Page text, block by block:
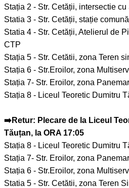
Stația 2 - Str. Cetății, intersectie cu
Statia 3 - Str. Cetății, stație
Statia 4 - Str. Cetății, Atelierul de
CTP
Stația 5 - Str. Cetătii, zona Teren
Stația 6 - Str.Eroilor, zona
Stația 7- Str. Eroilor, zona
Stația 8 - Liceul Teoretic Dumitru
➡️Retur: Plecare de la Liceul
Tăuțan, la ORA 17:05
Stația 8 - Liceul Teoretic Dumitru
Stația 7- Str. Eroilor, zona
Stația 6 - Str.Eroilor, zona
Statia 5 - Str. Cetătii, zona Teren